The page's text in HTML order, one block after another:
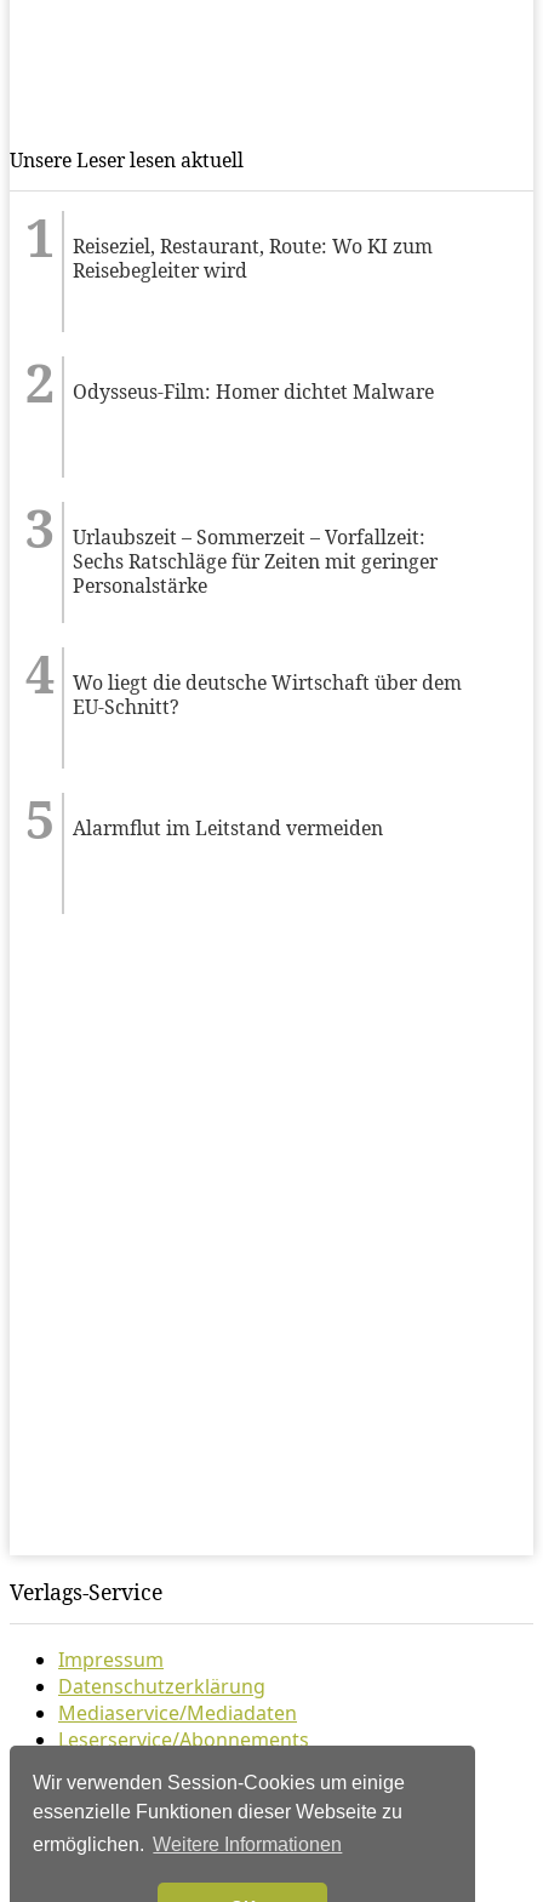
Wir verwenden Session-Cookies um einige
essenzielle Funktionen dieser Webseite zu
ermöglichen. Weitere Informationen
Unsere Leser lesen aktuell
Reiseziel, Restaurant, Route: Wo KI zum
Reisebegleiter wird
Odysseus-Film: Homer dichtet Malware
Urlaubszeit – Sommerzeit – Vorfallzeit:
Sechs Ratschläge für Zeiten mit geringer
Personalstärke
Wo liegt die deutsche Wirtschaft über dem
EU-Schnitt?
Alarmflut im Leitstand vermeiden
Verlags-Service
Impressum
Datenschutzerklärung
Mediaservice/Mediadaten
Leserservice/Abonnements
Ihr ePaper-Abonnement
Folgen Sie uns